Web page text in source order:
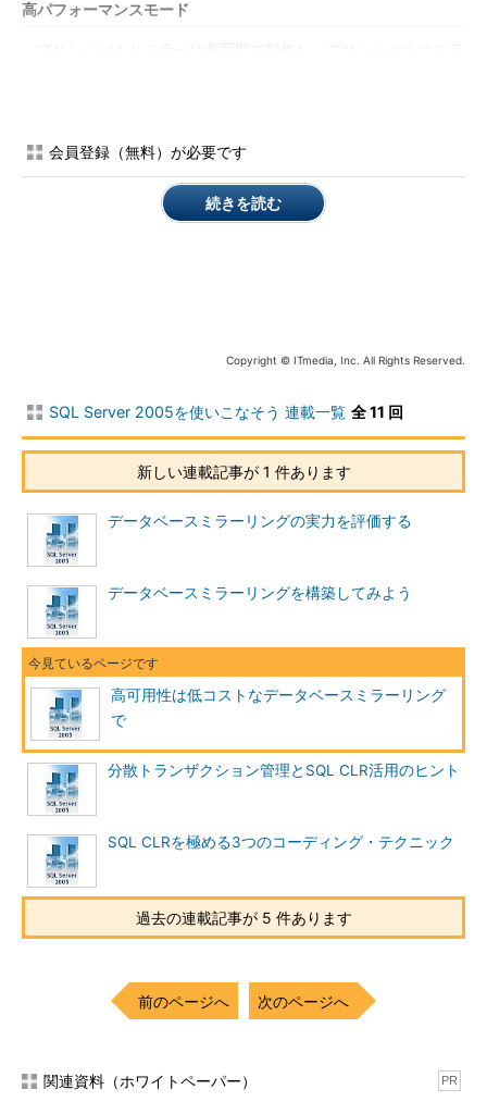
高パフォーマンスモード
ールオーバー」を行う必要があります。障害の発生やフェールオ
ーバー時、プリンシパルからトランザクションブロックが転送中
であった場合は、データ損失が発生してしまう可能性がありま
す。データの多少の紛失は許されるパフォーマンス優先のシステ
ド
高パフォーマン
非同期 なし 強制
表2 データベースミラーリングの動作モード
次のような流れで行われます（図2）。
（1）～（2）
プリンシパルはクライアントからトランザクションを受け取り、
そのトランザクションをトランザクションログに書き込む。ログ
（3）～（4）
ミラーは受け取ったログレコードをトランザクションログへ書き
会員登録（無料）が必要です
続きを読む
Copyright © ITmedia, Inc. All Rights Reserved.
SQL Server 2005を使いこなそう 連載一覧 全 11 回
新しい連載記事が 1 件あります
データベースミラーリングの実力を評価する
データベースミラーリングを構築してみよう
高可用性は低コストなデータベースミラーリング
で
分散トランザクション管理とSQL CLR活用のヒント
SQL CLRを極める3つのコーディング・テクニック
過去の連載記事が 5 件あります
前のページへ 次のページへ
関連資料（ホワイトペーパー） PR